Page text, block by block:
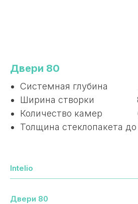
Двери 80
Системная глубина
Ширина створки
Количество камер
Толщина стеклопакета
Intelio
Двери 80